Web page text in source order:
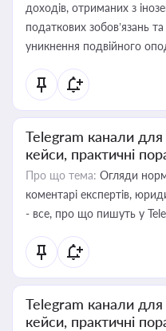
доходів, отриманих з
податкових зобов’язань
уникнення подвійного
Telegram канали для
кейси, практичні
Про що тема: Огляди
коментарі експертів,
- все, про що пишуть у
Telegram канали для
кейси, практичні